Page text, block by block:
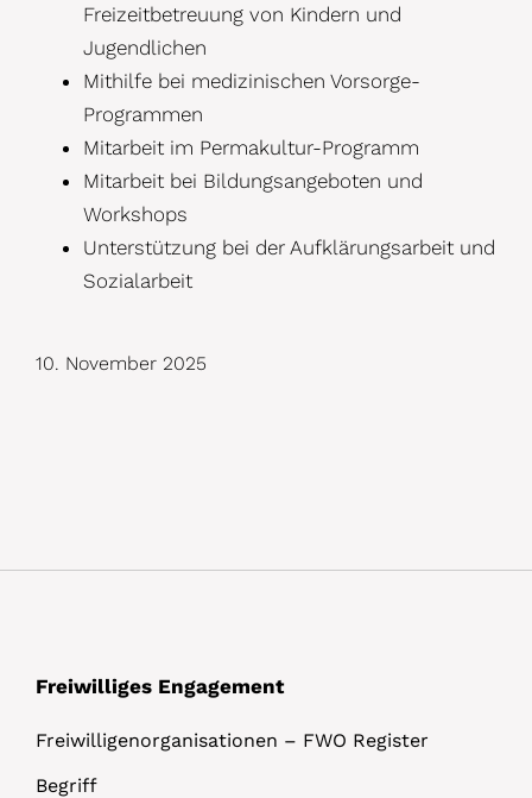
Freizeitbetreuung von Kindern und
Jugendlichen
Mithilfe bei medizinischen Vorsorge-
Programmen
Mitarbeit im Permakultur-Programm
Mitarbeit bei Bildungsangeboten und
Workshops
Unterstützung bei der Aufklärungsarbeit und
Sozialarbeit
10. November 2025
Freiwilliges Engagement
Freiwilligenorganisationen – FWO Register
Begriff